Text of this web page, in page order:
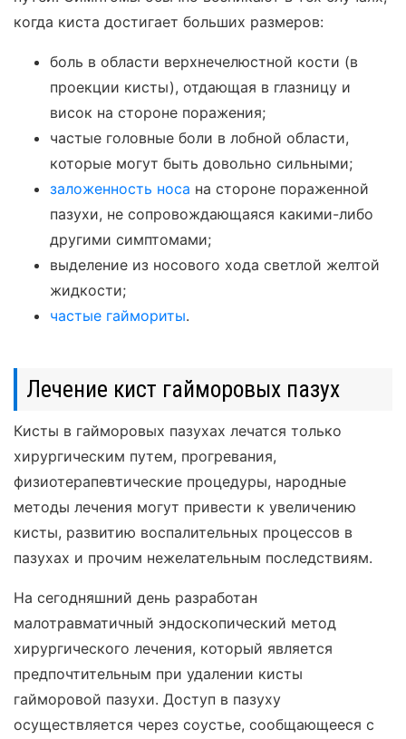
когда киста достигает больших размеров:
боль в области верхнечелюстной кости (в
проекции кисты), отдающая в глазницу и
висок на стороне поражения;
частые головные боли в лобной области,
которые могут быть довольно сильными;
заложенность носа на стороне пораженной
пазухи, не сопровождающаяся какими-либо
другими симптомами;
выделение из носового хода светлой желтой
жидкости;
частые гаймориты.
Лечение кист гайморовых пазух
Кисты в гайморовых пазухах лечатся только
хирургическим путем, прогревания,
физиотерапевтические процедуры, народные
методы лечения могут привести к увеличению
кисты, развитию воспалительных процессов в
пазухах и прочим нежелательным последствиям.
На сегодняшний день разработан
малотравматичный эндоскопический метод
хирургического лечения, который является
предпочтительным при удалении кисты
гайморовой пазухи. Доступ в пазуху
осуществляется через соустье, сообщающееся с